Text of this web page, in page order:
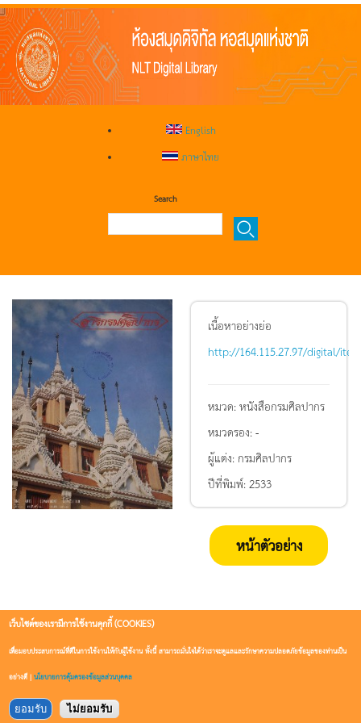
English
ภาษาไทย
Search
เนื้อหาอย่างย่อ
http://164.115.27.97/digital/
หมวด:หนังสือกรมศิลปากร
หมวดรอง:-
ผู้แต่ง: กรมศิลปากร
ปีที่พิมพ์:2533
หน้าตัวอย่าง
เว็บไซต์ของเรามีการใช้งานคุกกี้ (COOKIES)
เพื่อมอบประสบการณ์ที่ดีในการใช้งานให้กับผู้ใช้งาน ทั้งนี้ สามารถมั่นใจได้ว่าเราจะดูแลและรักษาความปลอดภัยข้อมูลของท่านเป็น
อย่างดี |นโยบายการคุ้มครองข้อมูลส่วนบุคคล
ยอมรับ ไม่ยอมรับ